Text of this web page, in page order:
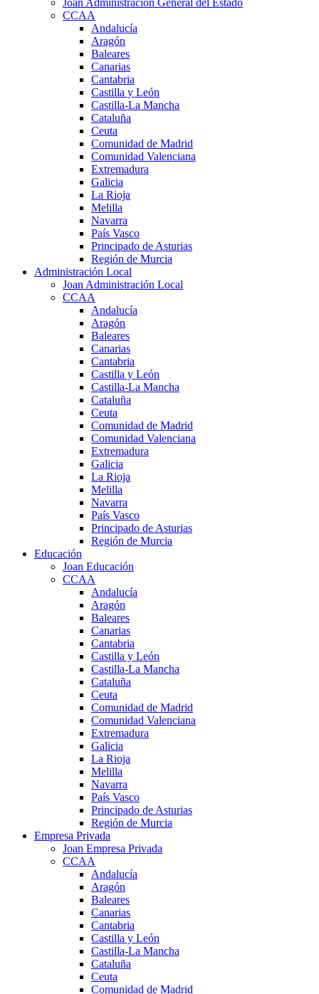
CCAA
Andalucía
Aragón
Baleares
Canarias
Cantabria
Castilla y León
Castilla-La Mancha
Cataluña
Ceuta
Comunidad de Madrid
Comunidad Valenciana
Extremadura
Galicia
La Rioja
Melilla
Navarra
País Vasco
Principado de Asturias
Región de Murcia
Administración Local
Joan Administración Local
CCAA
Andalucía
Aragón
Baleares
Canarias
Cantabria
Castilla y León
Castilla-La Mancha
Cataluña
Ceuta
Comunidad de Madrid
Comunidad Valenciana
Extremadura
Galicia
La Rioja
Melilla
Navarra
País Vasco
Principado de Asturias
Región de Murcia
Educación
Joan Educación
CCAA
Andalucía
Aragón
Baleares
Canarias
Cantabria
Castilla y León
Castilla-La Mancha
Cataluña
Ceuta
Comunidad de Madrid
Comunidad Valenciana
Extremadura
Galicia
La Rioja
Melilla
Navarra
País Vasco
Principado de Asturias
Región de Murcia
Empresa Privada
Joan Empresa Privada
CCAA
Andalucía
Aragón
Baleares
Canarias
Cantabria
Castilla y León
Castilla-La Mancha
Cataluña
Ceuta
Comunidad de Madrid